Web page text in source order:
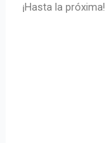
¡Hasta la próxima!